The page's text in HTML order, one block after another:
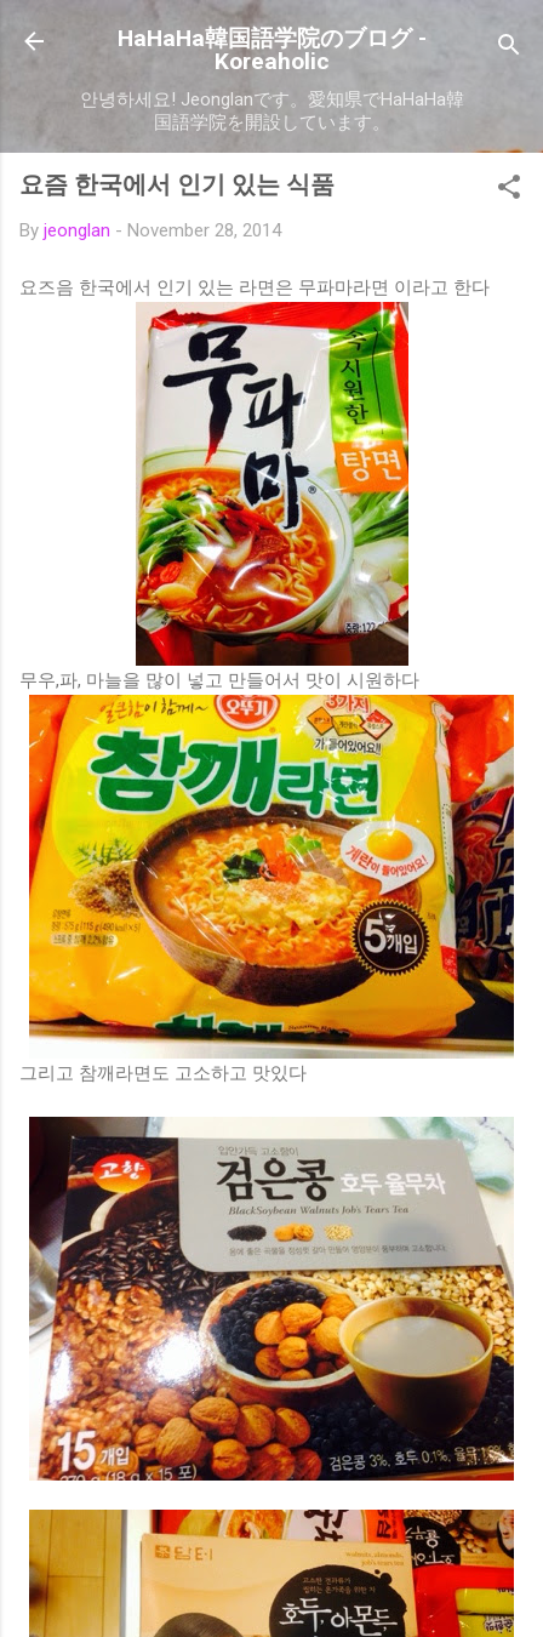
Skip to main content
HaHaHa韓国語学院のブログ -
Koreaholic
안녕하세요! Jeonglanです。愛知県でHaHaHa韓
国語学院を開設しています。
요즘 한국에서 인기 있는 식품
By jeonglan - November 28, 2014
요즈음 한국에서 인기 있는 라면은 무파마라면 이라고 한다
무우,파, 마늘을 많이 넣고 만들어서 맛이 시원하다
그리고 참깨라면도 고소하고 맛있다